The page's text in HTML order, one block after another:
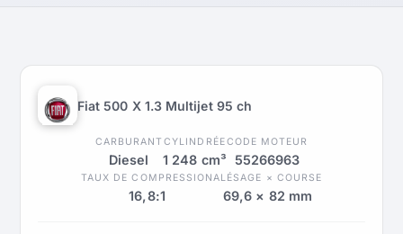
Fiat 500 X 1.3 Multijet 95 ch
CARBURANT
Diesel
CYLINDRÉE
1 248 cm³
CODE MOTEUR
55266963
TAUX DE COMPRESSION
16,8:1
ALÉSAGE × COURSE
69,6 × 82 mm